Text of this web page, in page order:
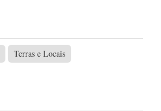
Terras e Locais